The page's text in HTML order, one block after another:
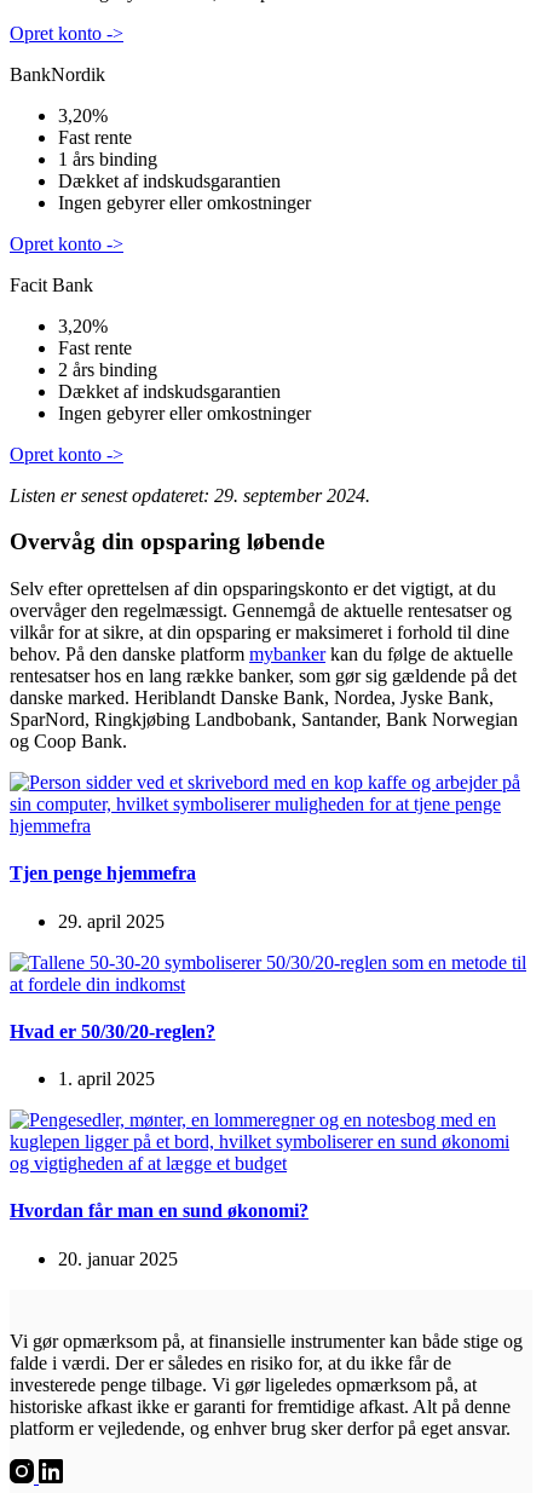
Opret konto ->
BankNordik
3,20%
Fast rente
1 års binding
Dækket af indskudsgarantien
Ingen gebyrer eller omkostninger
Opret konto ->
Facit Bank
3,20%
Fast rente
2 års binding
Dækket af indskudsgarantien
Ingen gebyrer eller omkostninger
Opret konto ->
Listen er senest opdateret: 29. september 2024.
Overvåg din opsparing løbende
Selv efter oprettelsen af din opsparingskonto er det vigtigt, at du
overvåger den regelmæssigt. Gennemgå de aktuelle rentesatser og
vilkår for at sikre, at din opsparing er maksimeret i forhold til dine
behov. På den danske platform mybankerkan du følge de aktuelle
rentesatser hos en lang række banker, som gør sig gældende på det
danske marked. Heriblandt Danske Bank, Nordea, Jyske Bank,
SparNord, Ringkjøbing Landbobank, Santander, Bank Norwegian
og Coop Bank.
Tjen penge hjemmefra
29. april 2025
Hvad er 50/30/20-reglen?
1. april 2025
Hvordan får man en sund økonomi?
20. januar 2025
Vi gør opmærksom på, at finansielle instrumenter kan både stige og
falde i værdi. Der er således en risiko for, at du ikke får de
investerede penge tilbage. Vi gør ligeledes opmærksom på, at
historiske afkast ikke er garanti for fremtidige afkast. Alt på denne
platform er vejledende, og enhver brug sker derfor på eget ansvar.